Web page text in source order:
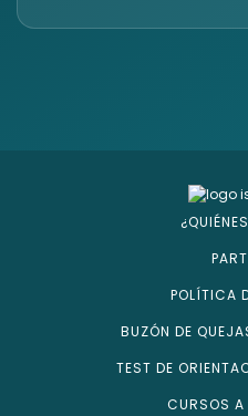
POLÍTICA
BUZÓN DE
TEST DE
CURSOS